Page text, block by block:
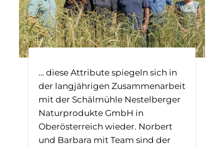
… diese Attribute spiegeln sich in
der langjährigen Zusammenarbeit
mit der Schälmühle Nestelberger
Naturprodukte GmbH in
Oberösterreich wieder. Norbert
und Barbara mit Team sind der